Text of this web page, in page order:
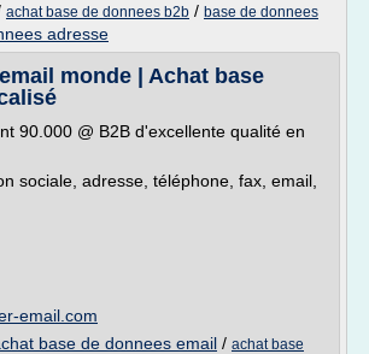
achat base de donnees b2b / base de donnees
adresse
monde | Achat base
90.000 @ B2B d'excellente qualité en
sociale, adresse, téléphone, fax, email,
email.com
base de donnees email / achat base